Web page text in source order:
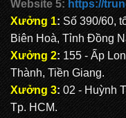
Website 5: https://
Xưởng 1: Số 390/60,
Biên Hoà, Tỉnh Đồng
Xưởng 2: 155 - Ấp
Thành, Tiền Giang.
Xưởng 3: 02 - Huỳnh
Tp. HCM.